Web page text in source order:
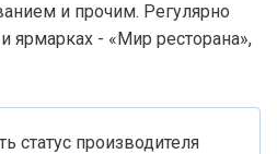
и прочим. Регулярно
ярмарках - «Мир ресторана»,
статус производителя